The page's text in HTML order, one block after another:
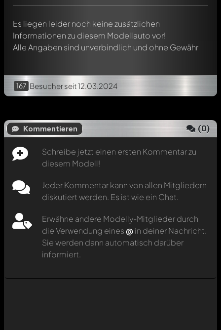
Es liegen leider noch keine zusätzlichen
Informationen zu diesem Modellauto vor!
Alle Angaben sind unverbindlich und ohne Gewähr
167 Besucherseit 12.03.2024
Kommentieren (0)
Schreibe jetzt einen ersten Kommentar zu
diesem Modell!
Jeder Kommentar kann von allen Mitgliedern
diskutiert werden. Es ist wie ein Chat.
Erwähne andere Modelly-Mitglieder durch
die Verwendung eines @in deiner Nachricht.
Sie werden dann automatisch darüber
informiert.
automatisch darüber informiert.